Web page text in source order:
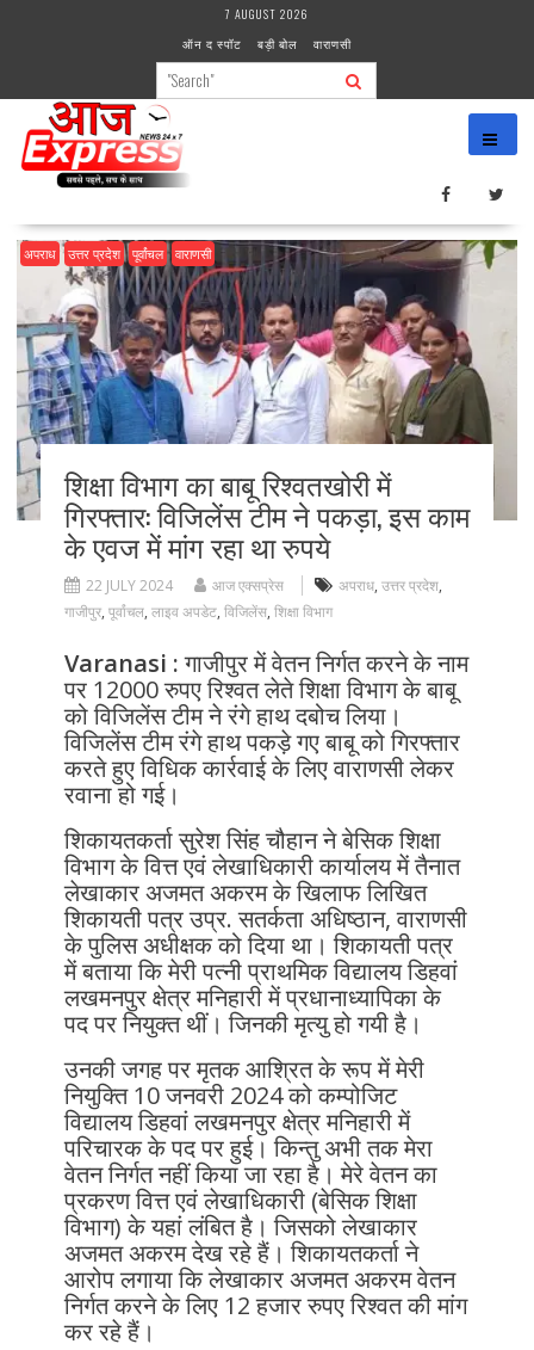
7 AUGUST 2026
ऑन द स्पॉट
बड़ी बोल वाराणसी
अपराध उत्तर प्रदेश पूर्वांचल वाराणसी
शिक्षा विभाग का बाबू रिश्वतखोरी में
गिरफ्तार: विजिलेंस टीम ने पकड़ा, इस काम
के एवज में मांग रहा था रुपये
22 JULY 2024 आज एक्सप्रेस अपराध, उत्तर प्रदेश,
गाजीपुर, पूर्वांचल, लाइव अपडेट, विजिलेंस, शिक्षा विभाग
Varanasi :गाजीपुर में वेतन निर्गत करने के नाम
पर 12000 रुपए रिश्वत लेते शिक्षा विभाग के बाबू
को विजिलेंस टीम ने रंगे हाथ दबोच लिया।
विजिलेंस टीम रंगे हाथ पकड़े गए बाबू को गिरफ्तार
करते हुए विधिक कार्रवाई के लिए वाराणसी लेकर
रवाना हो गई।
शिकायतकर्ता सुरेश सिंह चौहान ने बेसिक शिक्षा
विभाग के वित्त एवं लेखाधिकारी कार्यालय में तैनात
लेखाकार अजमत अकरम के खिलाफ लिखित
शिकायती पत्र उप्र. सतर्कता अधिष्ठान, वाराणसी
के पुलिस अधीक्षक को दिया था। शिकायती पत्र
में बताया कि मेरी पत्नी प्राथमिक विद्यालय डिहवां
लखमनपुर क्षेत्र मनिहारी में प्रधानाध्यापिका के
पद पर नियुक्त थीं। जिनकी मृत्यु हो गयी है।
उनकी जगह पर मृतक आश्रित के रूप में मेरी
नियुक्ति 10 जनवरी 2024 को कम्पोजिट
विद्यालय डिहवां लखमनपुर क्षेत्र मनिहारी में
परिचारक के पद पर हुई। किन्तु अभी तक मेरा
वेतन निर्गत नहीं किया जा रहा है। मेरे वेतन का
प्रकरण वित्त एवं लेखाधिकारी (बेसिक शिक्षा
विभाग) के यहां लंबित है। जिसको लेखाकार
अजमत अकरम देख रहे हैं। शिकायतकर्ता ने
आरोप लगाया कि लेखाकार अजमत अकरम वेतन
निर्गत करने के लिए 12 हजार रुपए रिश्वत की मांग
कर रहे हैं।